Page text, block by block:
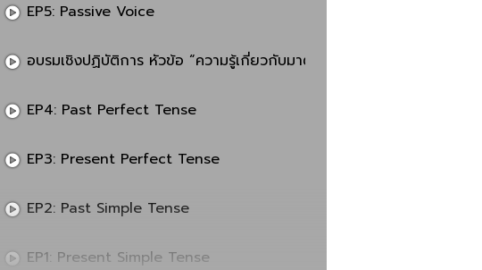
EP5: Passive Voice
อบรมเชิงปฏิบัติการ หัวข้อ “ความรู้เกี่ยวกับมาตรฐานระบบบริหารงานคุณภ
EP4: Past Perfect Tense
EP3: Present Perfect Tense
EP2: Past Simple Tense
EP1: Present Simple Tense